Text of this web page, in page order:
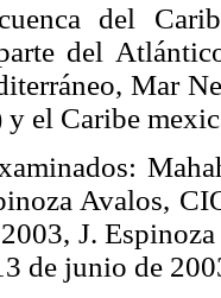
del
del
Mar
el Caribe
Avalos,
J.
de junio de